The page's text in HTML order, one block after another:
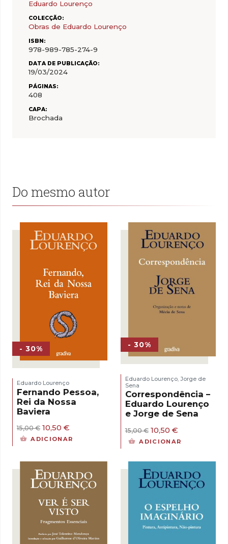
Eduardo Lourenço
COLECÇÃO:
Obras de Eduardo Lourenço
ISBN:
978-989-785-274-9
DATA DE PUBLICAÇÃO:
19/03/2024
PÁGINAS:
408
CAPA:
Brochada
Do mesmo autor
- 30%
Eduardo Lourenço
Fernando Pessoa,
Rei da Nossa
Baviera
15,00€ O
preço
15,00 €.
10,50 €
preço
10,50 €.
ADICIONAR
- 30%
Eduardo Lourenço, Jorge de
Sena
Correspondência –
Eduardo Lourenço
e Jorge de Sena
15,00€ O
preço
original
15,00 €.
10,50 €O
preço
atual
10,50 €.
ADICIONAR